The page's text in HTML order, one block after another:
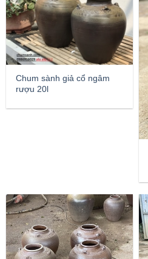
Chum sành giả cổ ngâm
rượu 20l